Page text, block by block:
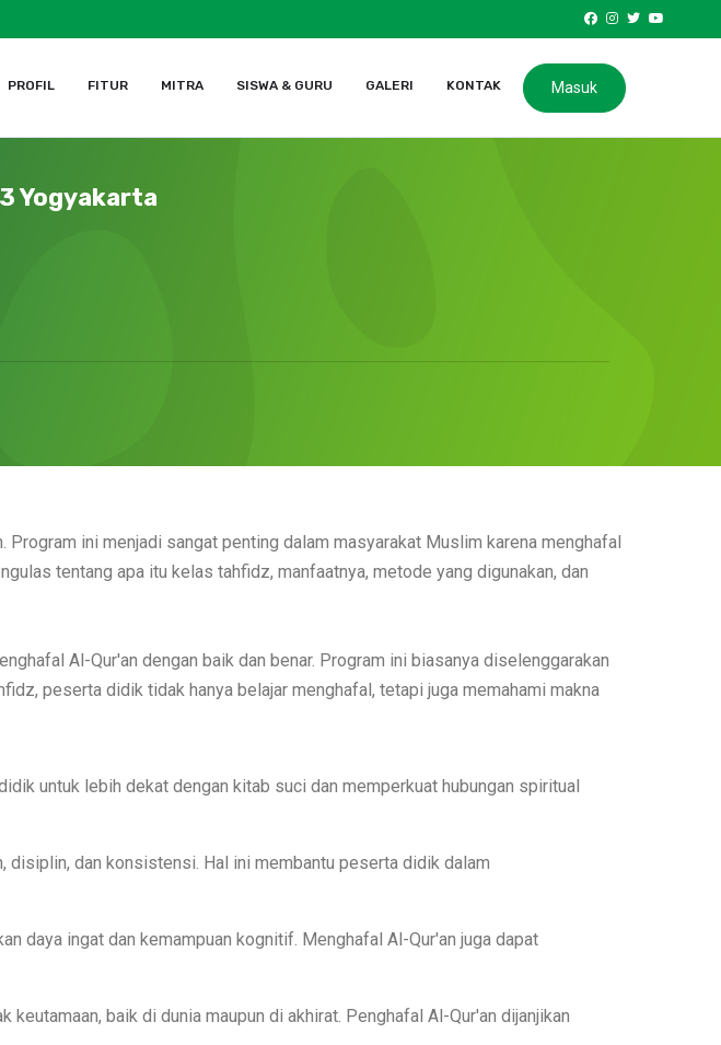
Masuk
PROFIL FITUR MITRA SISWA & GURU GALERI KONTAK
Yogyakarta
ini menjadi sangat penting dalam masyarakat Muslim karena menghafal
tentang apa itu kelas tahfidz, manfaatnya, metode yang digunakan, dan
Al-Qur'an dengan baik dan benar. Program ini biasanya diselenggarakan
peserta didik tidak hanya belajar menghafal, tetapi juga memahami makna
untuk lebih dekat dengan kitab suci dan memperkuat hubungan spiritual
disiplin, dan konsistensi. Hal ini membantu peserta didik dalam
daya ingat dan kemampuan kognitif. Menghafal Al-Qur'an juga dapat
baik di dunia maupun di akhirat. Penghafal Al-Qur'an dijanjikan